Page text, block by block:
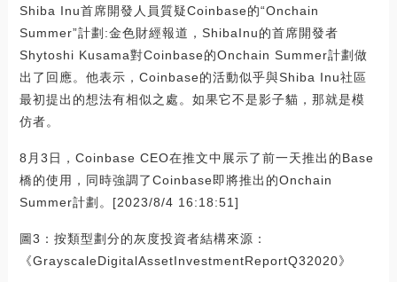
Shiba Inu首席開發人員質疑Coinbase的“Onchain
Summer”計劃:金色財經報道，ShibaInu的首席開發者
Shytoshi Kusama對Coinbase的Onchain Summer計劃做
出了回應。他表示，Coinbase的活動似乎與Shiba Inu社區
最初提出的想法有相似之處。如果它不是影子貓，那就是模
仿者。
8月3日，Coinbase CEO在推文中展示了前一天推出的Base
橋的使用，同時強調了Coinbase即將推出的Onchain
Summer計劃。[2023/8/4 16:18:51]
圖3：按類型劃分的灰度投資者結構來源：
《GrayscaleDigitalAssetInvestmentReportQ32020》